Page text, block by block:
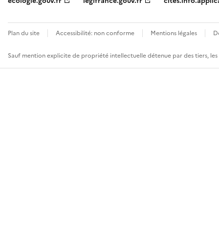
Plan du site Accessibilité: non conforme Mentions légales
Sauf mention explicite de propriété intellectuelle détenue par des tiers,